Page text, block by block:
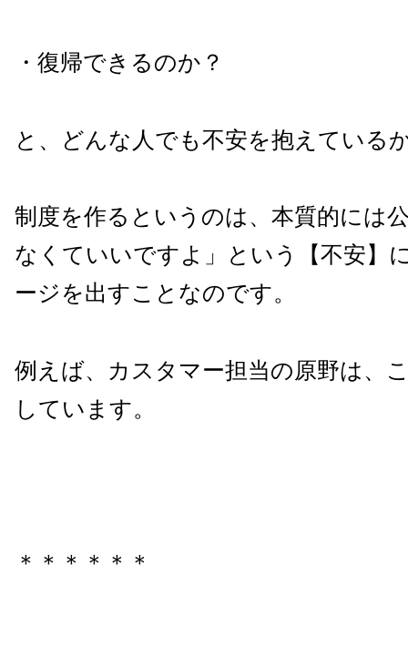
・復帰できるのか？
と、どんな人でも不安を抱えている
制度を作るというのは、本質的には
なくていいですよ」という【不安】
ージを出すことなのです。
例えば、カスタマー担当の原野は、
しています。
＊＊＊＊＊＊